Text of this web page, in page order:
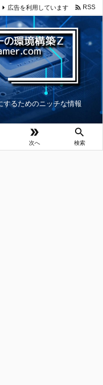
するためのニッチな情報

次へ

検索
広告を利用しています  RSS